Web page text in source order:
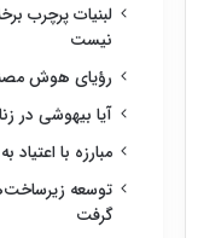
لبنیات پرچرب
نیست
رؤیای هوش
آیا بیهوشی در
مبارزه با
گرفت